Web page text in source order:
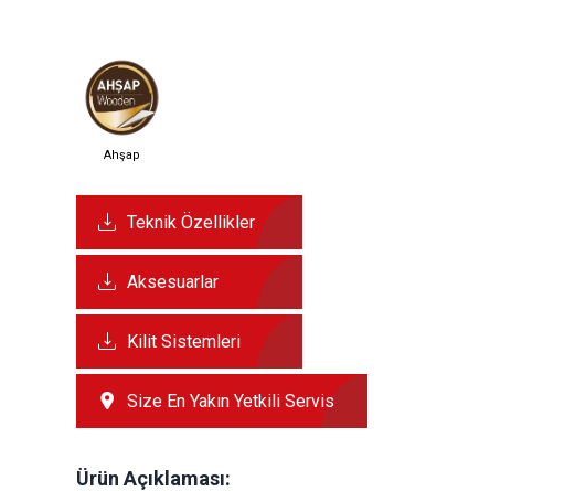
Ahşap
Teknik Özellikler
Aksesuarlar
Kilit Sistemleri
Size En Yakın Yetkili Servis
Ürün Açıklaması: